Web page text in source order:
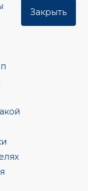
ОЭЗ ППТ тер.,
Закрыть